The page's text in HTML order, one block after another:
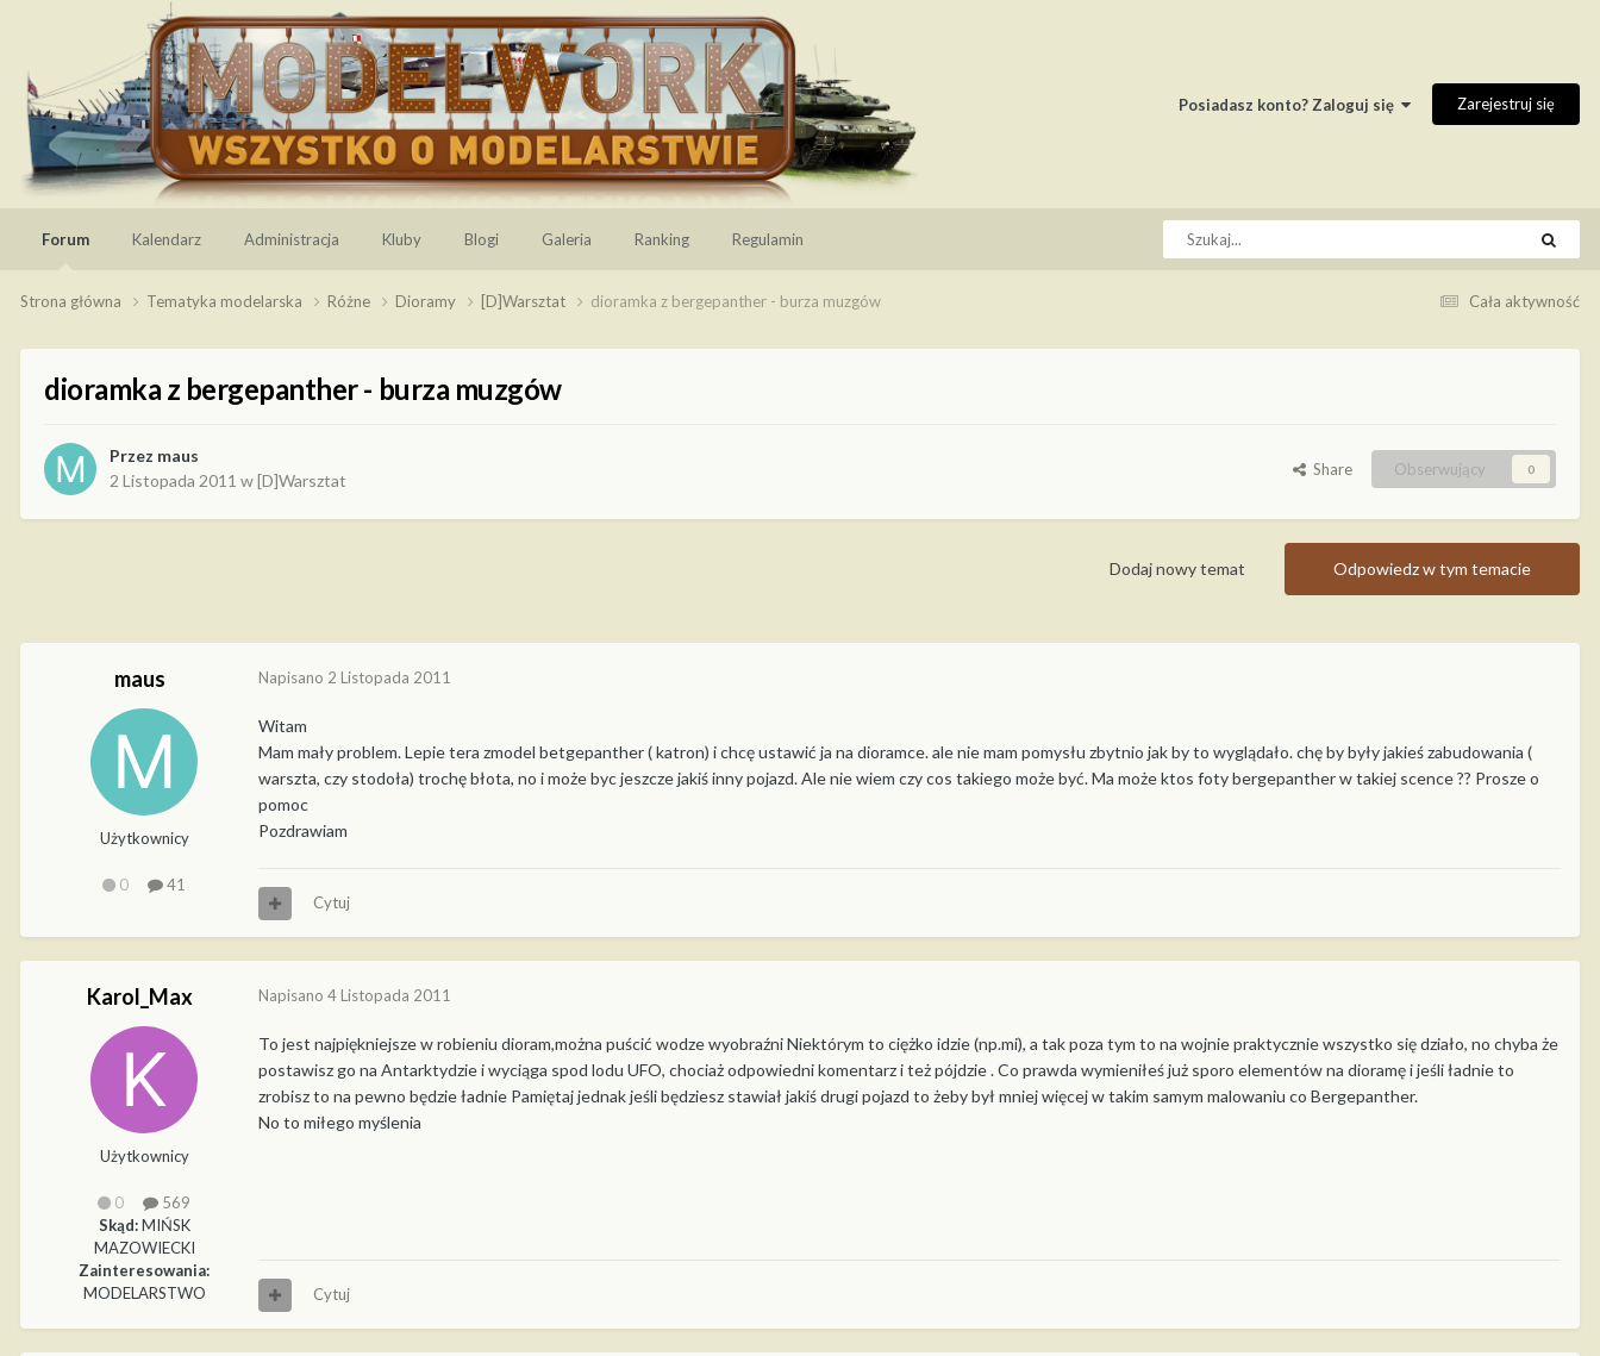
Posiadasz konto? Zaloguj się Zarejestruj się
Forum Kalendarz Administracja Kluby Blogi Galeria Ranking Regulamin
Cała aktywność
Strona główna Tematyka modelarska Różne Dioramy [D]Warsztat dioramka z bergepanther - burza muzgów
dioramka z bergepanther - burza muzgów
Przez maus
2 Listopada 2011 w[D]Warsztat
Share Obserwujący 0
Odpowiedz w tym temacie
Dodaj nowy temat
maus
Użytkownicy
0 41
Napisano 2 Listopada 2011
Witam
Mam mały problem. Lepie tera zmodel betgepanther ( katron) i chcę ustawić ja na dioramce. ale nie mam pomysłu zbytnio jak by to wyglądało. chę by były jakieś zabudowania (
warszta, czy stodoła) trochę błota, no i może byc jeszcze jakiś inny pojazd. Ale nie wiem czy cos takiego może być. Ma może ktos foty bergepanther w takiej scence ?? Prosze o
pomoc
Pozdrawiam
Cytuj
Karol_Max
Użytkownicy
0
569
Skąd:MIŃSK
MAZOWIECKI
Zainteresowania:
MODELARSTWO
Napisano 4 Listopada 2011
To jest najpiękniejsze w robieniu dioram,można puścić wodze wyobraźni Niektórym to ciężko idzie (np.mi), a tak poza tym to na wojnie praktycznie wszystko się działo, no chyba że
postawisz go na Antarktydzie i wyciąga spod lodu UFO, chociaż odpowiedni komentarz i też pójdzie . Co prawda wymieniłeś już sporo elementów na dioramę i jeśli ładnie to
zrobisz to na pewno będzie ładnie Pamiętaj jednak jeśli będziesz stawiał jakiś drugi pojazd to żeby był mniej więcej w takim samym malowaniu co Bergepanther.
No to miłego myślenia
Cytuj